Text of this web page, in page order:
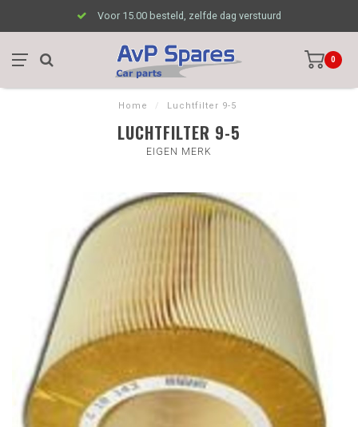
Voor 15.00 besteld, zelfde dag verstuurd
0
Home / Luchtfilter 9-5
LUCHTFILTER 9-5
EIGEN MERK